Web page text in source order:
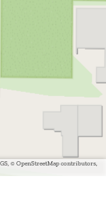
© OpenStreetMap contributors,